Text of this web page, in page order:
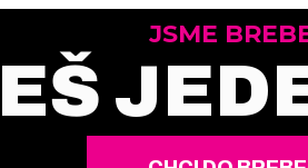
JSME